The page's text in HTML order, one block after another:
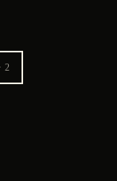
·2